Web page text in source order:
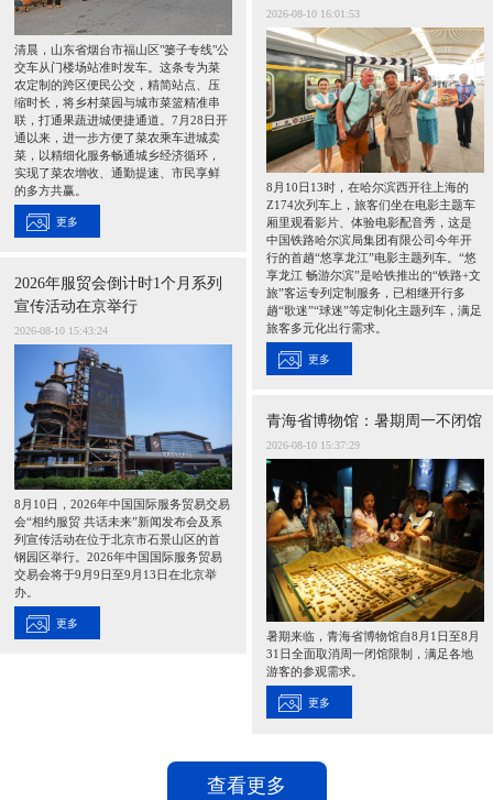
清晨，山东省烟台市福山区"篓子专线"公
交车从门楼场站准时发车。这条专为菜
农定制的跨区便民公交，精简站点、压
缩时长，将乡村菜园与城市菜篮精准串
联，打通果蔬进城便捷通道。7月28日开
通以来，进一步方便了菜农乘车进城卖
菜，以精细化服务畅通城乡经济循环，
实现了菜农增收、通勤提速、市民享鲜
的多方共赢。
更多
2026-08-10 16:01:53
8月10日13时，在哈尔滨西开往上海的
Z174次列车上，旅客们坐在电影主题车
厢里观看影片、体验电影配音秀，这是
中国铁路哈尔滨局集团有限公司今年开
行的首趟“悠享龙江”电影主题列车。“悠
享龙江 畅游尔滨”是哈铁推出的“铁路+文
旅”客运专列定制服务，已相继开行多
趟“歌迷”“球迷”等定制化主题列车，满足
旅客多元化出行需求。
更多
2026年服贸会倒计时1个月系列
宣传活动在京举行
2026-08-10 15:43:24
8月10日，2026年中国国际服务贸易交易
会“相约服贸 共话未来”新闻发布会及系
列宣传活动在位于北京市石景山区的首
钢园区举行。2026年中国国际服务贸易
交易会将于9月9日至9月13日在北京举
办。
更多
青海省博物馆：暑期周一不闭馆
2026-08-10 15:37:29
暑期来临，青海省博物馆自8月1日至8月
31日全面取消周一闭馆限制，满足各地
游客的参观需求。
更多
查看更多